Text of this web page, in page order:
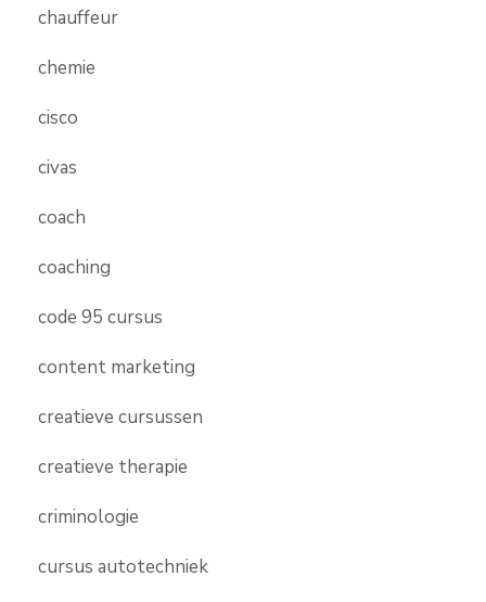
chauffeur
chemie
cisco
civas
coach
coaching
code 95 cursus
content marketing
creatieve cursussen
creatieve therapie
criminologie
cursus autotechniek